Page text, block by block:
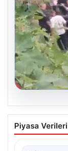
07.08.2026
Yönelik
Piyasa Verileri